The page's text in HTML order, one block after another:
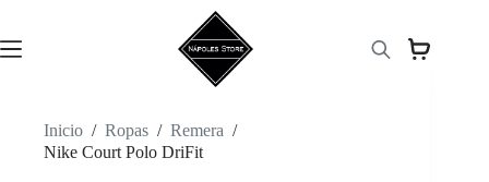
contenido
Inicio / Ropas / Remera /
Nike Court Polo DriFit